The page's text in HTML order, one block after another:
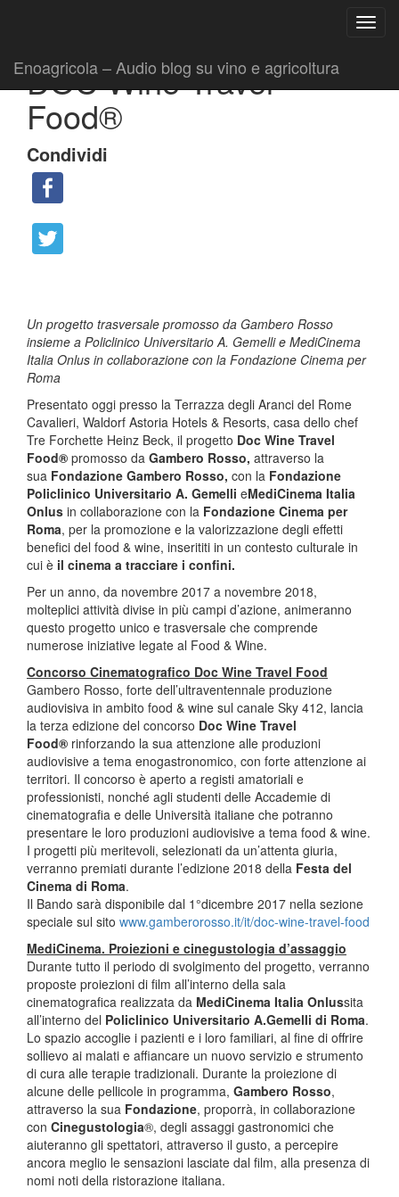
Enoagricola – Audio blog su vino e agricoltura
DOC Wine Travel
Food®
Condividi
Un progetto trasversale promosso da Gambero Rosso
insieme a Policlinico Universitario A. Gemelli e MediCinema
Italia Onlus in collaborazione con la Fondazione Cinema per
Roma
Presentato oggi presso la Terrazza degli Aranci del Rome
Cavalieri, Waldorf Astoria Hotels & Resorts, casa dello chef
Tre Forchette Heinz Beck, il progetto Doc Wine Travel
Food® promosso da Gambero Rosso, attraverso la
sua Fondazione Gambero Rosso, con la Fondazione
Policlinico Universitario A. Gemelli eMediCinema Italia
Onlus in collaborazione con la Fondazione Cinema per
Roma, per la promozione e la valorizzazione degli effetti
benefici del food & wine, inserititi in un contesto culturale in
cui è il cinema a tracciare i confini.
Per un anno, da novembre 2017 a novembre 2018,
molteplici attività divise in più campi d’azione, animeranno
questo progetto unico e trasversale che comprende
numerose iniziative legate al Food & Wine.
Concorso Cinematografico Doc Wine Travel Food
Gambero Rosso, forte dell’ultraventennale produzione
audiovisiva in ambito food & wine sul canale Sky 412, lancia
la terza edizione del concorso Doc Wine Travel
Food® rinforzando la sua attenzione alle produzioni
audiovisive a tema enogastronomico, con forte attenzione ai
territori. Il concorso è aperto a registi amatoriali e
professionisti, nonché agli studenti delle Accademie di
cinematografia e delle Università italiane che potranno
presentare le loro produzioni audiovisive a tema food & wine.
I progetti più meritevoli, selezionati da un’attenta giuria,
verranno premiati durante l’edizione 2018 della Festa del
Cinema di Roma.
Il Bando sarà disponibile dal 1°dicembre 2017 nella sezione
speciale sul sito www.gamberorosso.it/it/doc-wine-travel-food
MediCinema. Proiezioni e cinegustologia d’assaggio
Durante tutto il periodo di svolgimento del progetto, verranno
proposte proiezioni di film all’interno della sala
cinematografica realizzata da MediCinema Italia Onlussita
all’interno del Policlinico Universitario A.Gemelli di Roma.
Lo spazio accoglie i pazienti e i loro familiari, al fine di offrire
sollievo ai malati e affiancare un nuovo servizio e strumento
di cura alle terapie tradizionali. Durante la proiezione di
alcune delle pellicole in programma, Gambero Rosso,
attraverso la sua Fondazione, proporrà, in collaborazione
con Cinegustologia®, degli assaggi gastronomici che
aiuteranno gli spettatori, attraverso il gusto, a percepire
ancora meglio le sensazioni lasciate dal film, alla presenza di
nomi noti della ristorazione italiana.